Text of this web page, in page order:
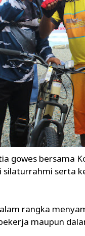
gowes bersama
serta
rangka
maupun